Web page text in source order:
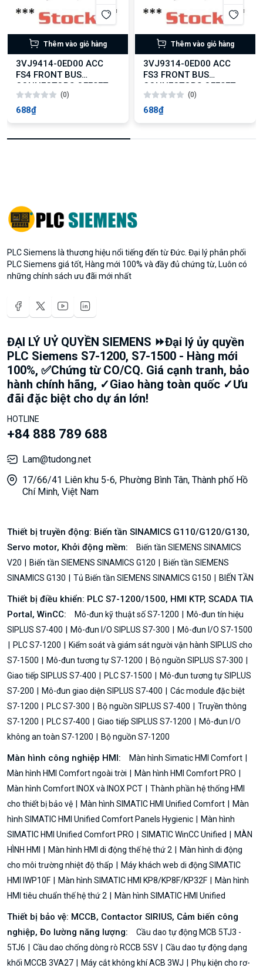
Thêm vào giỏ hàng
3VJ9414-0ED00 ACC
FS4 FRONT BUS
CONNECTORS OFFSET
4PCS
(0)
688₫
Thêm vào giỏ hàng
3VJ9314-0ED00 ACC
FS3 FRONT BUS
CONNECTORS OFFSET
4PCS
(0)
688₫
PLC Siemens là thương hiệu nổi tiếng đến từ Đức. Đại lý phân phối
PLC Siemens giá tốt, Hàng mới 100% và đầy đủ chứng từ, Luôn có
những chính sách ưu đãi mới nhất
ĐẠI LÝ UỶ QUYỀN SIEMENS ⏩Đại lý ủy quyền
PLC Siemens S7-1200, S7-1500 - Hàng mới
100%, ✅Chứng từ CO/CQ. Giá cạnh tranh, bảo
hành chính hãng, ✓Giao hàng toàn quốc ✓Ưu
đãi đặc biệt cho dự án lớn!
HOTLINE
+84 888 789 688
Lam@tudong.net
17/66/41 Liên khu 5-6, Phường Bình Tân, Thành phố Hồ
Chí Minh, Việt Nam
Thiết bị truyền động: Biến tần SINAMICS G110/G120/G130,
Servo motor, Khởi động mềm:
Biến tần SIEMENS SINAMICS
V20
Biến tần SIEMENS SINAMICS G120
Biến tần SIEMENS
SINAMICS G130
Tủ Biến tần SIEMENS SINAMICS G150 BIẾN TẦN
Thiết bị điều khiển: PLC S7-1200/1500, HMI KTP, SCADA TIA
Portal, WinCC:
Mô-đun kỹ thuật số S7-1200
Mô-đun tín hiệu
SIPLUS S7-400
Mô-đun I/O SIPLUS S7-300
Mô-đun I/O S7-1500
PLC S7-1200
Kiểm soát và giám sát người vận hành SIPLUS cho
S7-1500
Mô-đun tương tự S7-1200
Bộ nguồn SIPLUS S7-300
Giao tiếp SIPLUS S7-400
PLC S7-1500
Mô-đun tương tự SIPLUS
S7-200
Mô-đun giao diện SIPLUS S7-400
Các module đặc biệt
S7-1200
PLC S7-300 Bộ nguồn SIPLUS S7-400
Truyền thông
S7-1200
PLC S7-400 Giao tiếp SIPLUS S7-1200
Mô-đun I/O
không an toàn S7-1200
Bộ nguồn S7-1200
Màn hình công nghiệp HMI:
Màn hình Simatic HMI Comfort
Màn hình HMI Comfort ngoài trời
Màn hình HMI Comfort PRO
Màn hình Comfort INOX và INOX PCT
Thành phần hệ thống HMI
cho thiết bị bảo vệ
Màn hình SIMATIC HMI Unified Comfort
Màn
hình SIMATIC HMI Unified Comfort Panels Hygienic
Màn hình
SIMATIC HMI Unified Comfort PRO
SIMATIC WinCC Unified
MÀN
HÌNH HMI
Màn hình HMI di động thế hệ thứ 2
Màn hình di động
cho môi trường nhiệt độ thấp
Máy khách web di động SIMATIC
HMI IWP10F
Màn hình SIMATIC HMI KP8/KP8F/KP32F
Màn hình
HMI tiêu chuẩn thế hệ thứ 2
Màn hình SIMATIC HMI Unified
Thiết bị bảo vệ: MCCB, Contactor SIRIUS, Cảm biến công
nghiệp, Đo lường năng lượng:
Cầu dao tự động MCB 5TJ3 -
5TJ6
Cầu dao chống dòng rò RCCB 5SV
Cầu dao tự động dạng
khối MCCB 3VA27
Máy cắt không khí ACB 3WJ
Phụ kiện cho rơ-